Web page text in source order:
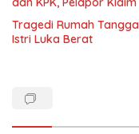
Tragedi Rumah
Istri Luka Berat